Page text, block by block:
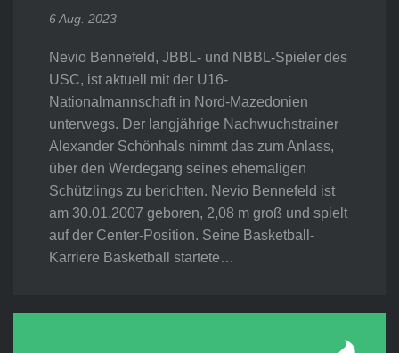
6 Aug. 2023
Nevio Bennefeld, JBBL- und NBBL-Spieler des
USC, ist aktuell mit der U16-
Nationalmannschaft in Nord-Mazedonien
unterwegs. Der langjährige Nachwuchstrainer
Alexander Schönhals nimmt das zum Anlass,
über den Werdegang seines ehemaligen
Schützlings zu berichten. Nevio Bennefeld ist
am 30.01.2007 geboren, 2,08 m groß und spielt
auf der Center-Position. Seine Basketball-
Karriere Basketball startete…